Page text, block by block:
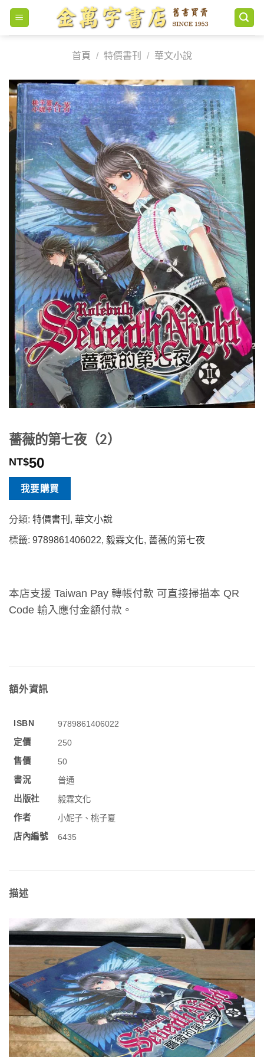
Skip
content
首頁
/ 特價書刊 / 華文小說
薔薇的第七夜（2）
NT$50
我要購買
分類: 特價書刊 , 華文小說
標籤: 9789861406022, 毅霖文化, 薔薇的第七夜
本店支援 Taiwan Pay 轉帳付款 可直接掃描本 QR
Code 輸入應付金額付款。
額外資訊
ISBN
9789861406022
定價
250
售價
50
書況
普通
出版社
毅霖文化
作者
小妮子、桃子夏
店內編號
6435
描述